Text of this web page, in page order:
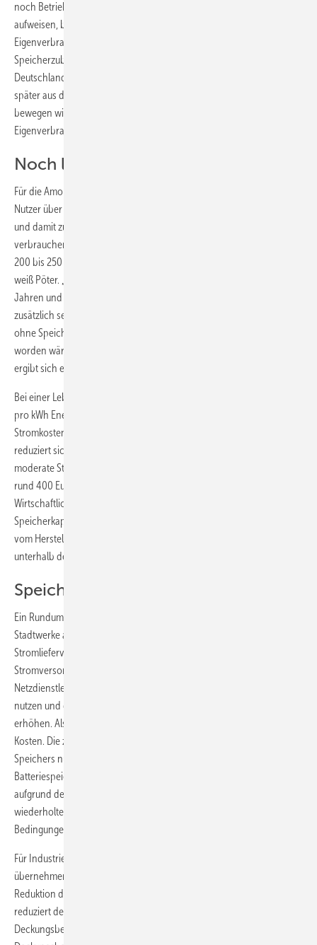
noch Betriebs-, Wartungs- und Reparaturkosten von 2 bis 4 Ct/kWh
aufweisen, bieten sich künftig, je nach Preisentwicklung der Speicher,
Eigenverbrauch und Speicherung an. Beschleunigt wird der
Speicherzubau durch folgenden Umstand: Insgesamt gibt es in
Deutschland rund 1,6 Mio. PV-Anlagen. Sie alle werden früher oder
später aus der EEG-Vergütung fallen, was die Eigentümer dazu
bewegen wird, über die Installation von Batterien zur Erhöhung des
Eigenverbrauchs nachzudenken.
Noch lohnen sie sich aber nicht
Für die Amortisation eines Speichers ist entscheidend, wie oft die
Nutzer über die Lebensdauer seine Speicherkapazität nutzen können
und damit zusätzlichen Solarstrom statt Strom aus dem Netz
verbrauchen. „Für gut ausgelegte Systeme im Haus kann der Speicher
200 bis 250 Mal im Jahr vollständig geladen und entladen werden“,
weiß Pöter. „Multipliziert man diesen Wert mit der Lebensdauer in
Jahren und dem Energieinhalt in Kilowattstunden, so ergibt sich der
zusätzlich selbst genutzte Solarstrom.“ Ersetzt dieser Solarstrom, der
ohne Speicher ins Netz eingespeist und derzeit mit 12 Ct/kWh vergütet
worden wäre, den Bezug von Netzstrom zu 25 Ct/kWh (netto), so
ergibt sich ein „Verdienst“ durch den Speicher von 13 Ct/kWh (netto).
Bei einer Lebensdauer von 10 Jahren und 250 Zyklen im Jahr würden
pro kWh Energieinhalt 2500 Mal 13 Ct/kWh und damit 325 Euro
Stromkosten gespart. Zieht man die Verluste im Speicher ab, so
reduziert sich der Wert nochmal um 10 bis 25 %. Rechnet man eine
moderate Strompreissteigerung von 2 5/a mit ein, kommt man auf
rund 400 Euro. Hält der Speicher 20 Jahre, erhöht sich die
Wirtschaftlichkeitsgrenze auf rund 800 Euro/kWh nutzbare
Speicherkapazität. Abhängig von der erwarteten beziehungsweise
vom Hersteller garantierten Lebensdauer sind Speicher mit Kosten
unterhalb der genannten Grenzen folglich wirtschaftlich.
Speicher inklusive Stromliefervertrag
Ein Rundum-Sorglos-Paket bieten immer mehr Speicherhersteller und
Stadtwerke an: PV-Speichersysteme im Zusammenhang mit
Stromlieferverträgen. In dem Fall wird das Stadtwerk oder der
Stromversorger zukünftig den Speicher für weitere
Netzdienstleistungen wie der Erbringung von Primärregelleistung
nutzen und damit die Zahl der Zyklen pro Jahr für den Speicher
erhöhen. Als Resultat rentieren sich Speicher auch bei höheren
Kosten. Die zusätzlichen Zyklen wirken sich auf die Alterung des
Speichers nur wenig aus, denn dominierend ist für stationäre
Batteriespeicher die kalendarische Alterung – also die Alterung
aufgrund der Standzeit und nicht die Alterung aufgrund der
wiederholten Be- und Entladung. Wichtig für Käufer: Sie sollten die
Bedingungen prüfen, etwa die Länge des Stromliefervertrags.
Für Industriebetriebe können Speicher weitere Dienstleistungen
übernehmen. Etwa die Absicherung gegen Stromausfall oder die
Reduktion der Leistungsspitzen beim Bezug elektrischer Energie. Das
reduziert den Leistungspreis. Damit können die Betriebe neben dem
Deckungsbeitrag aus Eigenverbrauchserhöhung auch